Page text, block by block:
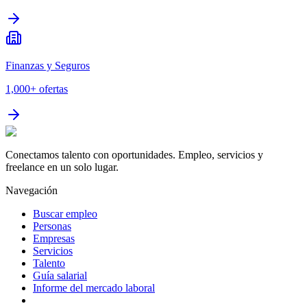
Finanzas y Seguros
1,000+ ofertas
Conectamos talento con oportunidades. Empleo, servicios y
freelance en un solo lugar.
Navegación
Buscar empleo
Personas
Empresas
Servicios
Talento
Guía salarial
Informe del mercado laboral